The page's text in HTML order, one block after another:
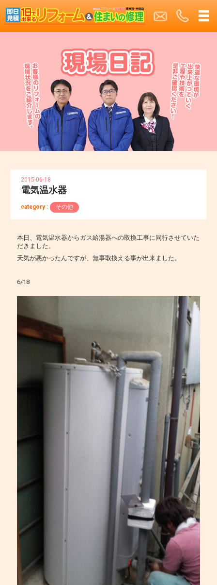
2015-06-18
電気温水器
category : その他
本日、電気温水器からガス給湯器への取換工事に同行させていた
だきました。
天気が悪かったんですが、無事取換える事が出来ました。
6/18